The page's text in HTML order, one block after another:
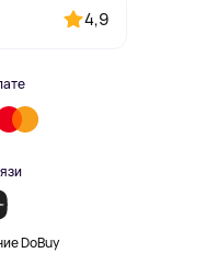
4,9
DoBuy